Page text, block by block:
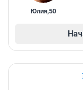
Юлия,50